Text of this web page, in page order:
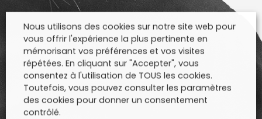
Nous utilisons des cookies sur notre site web pour
vous offrir l'expérience la plus pertinente en
mémorisant vos préférences et vos visites
répétées. En cliquant sur "Accepter", vous
consentez à l'utilisation de TOUS les cookies.
Toutefois, vous pouvez consulter les paramètres
des cookies pour donner un consentement
contrôlé.